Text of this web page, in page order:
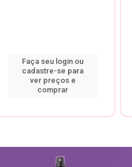
Faça seu login ou
cadastre-se para
ver preços e
comprar